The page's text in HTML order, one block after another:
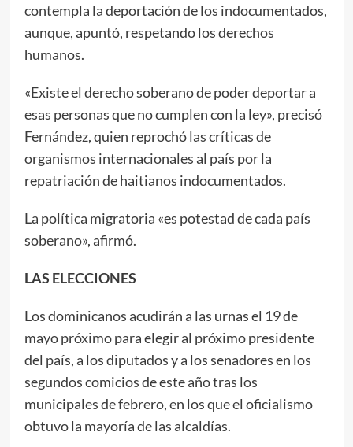
contempla la deportación de los indocumentados,
aunque, apuntó, respetando los derechos
humanos.
«Existe el derecho soberano de poder deportar a
esas personas que no cumplen con la ley», precisó
Fernández, quien reprochó las críticas de
organismos internacionales al país por la
repatriación de haitianos indocumentados.
La política migratoria «es potestad de cada país
soberano», afirmó.
LAS ELECCIONES
Los dominicanos acudirán a las urnas el 19 de
mayo próximo para elegir al próximo presidente
del país, a los diputados y a los senadores en los
segundos comicios de este año tras los
municipales de febrero, en los que el oficialismo
obtuvo la mayoría de las alcaldías.